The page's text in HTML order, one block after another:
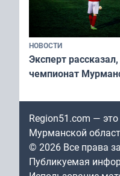
НОВОСТИ
Эксперт
чемпионат
незамеченным
Region51.com —
Мурманской
© 2026 Все права
Публикуемая